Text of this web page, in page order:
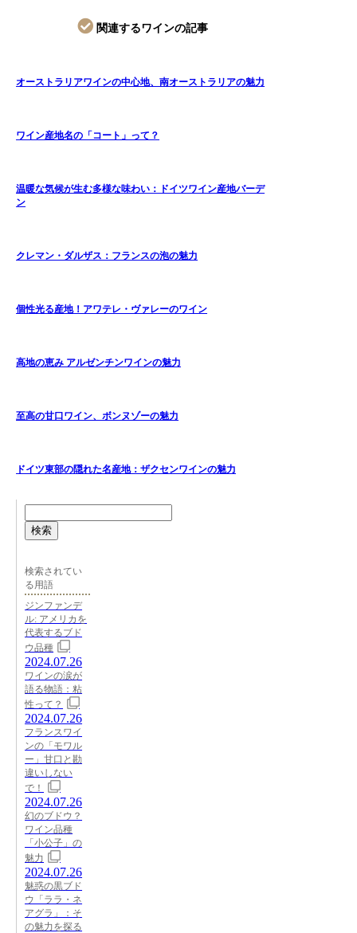
関連するワインの記事
オーストラリアワインの中心地、南オーストラリアの魅力
ワイン産地名の「コート」って？
温暖な気候が生む多様な味わい：ドイツワイン産地バーデ
ン
クレマン・ダルザス：フランスの泡の魅力
個性光る産地！アワテレ・ヴァレーのワイン
高地の恵み アルゼンチンワインの魅力
至高の甘口ワイン、ボンヌゾーの魅力
ドイツ東部の隠れた名産地：ザクセンワインの魅力
検索
検索されてい
る用語
ジンファンデ
ル: アメリカを
代表するブド
ウ品種
2024.07.26
ワインの涙が
語る物語：粘
性って？
2024.07.26
フランスワイ
ンの「モワル
ー」甘口と勘
違いしない
で！
2024.07.26
幻のブドウ？
ワイン品種
「小公子」の
魅力
2024.07.26
魅惑の黒ブド
ウ「ララ・ネ
アグラ」：そ
の魅力を探る